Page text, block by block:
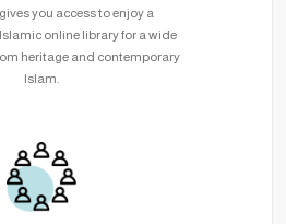
you access to enjoy a
online library for a wide
heritage and contemporary
Islam.